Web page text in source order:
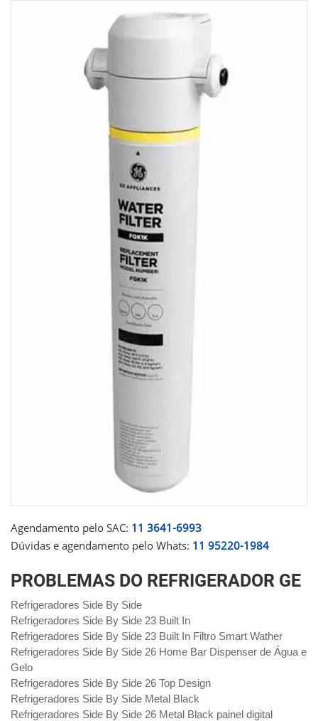
Agendamento pelo SAC: 11 3641-6993
Dúvidas e agendamento pelo Whats: 11 95220-1984
PROBLEMAS DO REFRIGERADOR GE
Refrigeradores Side By Side
Refrigeradores Side By Side 23 Built In
Refrigeradores Side By Side 23 Built In Filtro Smart Wather
Refrigeradores Side By Side 26 Home Bar Dispenser de Água e
Gelo
Refrigeradores Side By Side 26 Top Design
Refrigeradores Side By Side Metal Black
Refrigeradores Side By Side 26 Metal Black painel digital